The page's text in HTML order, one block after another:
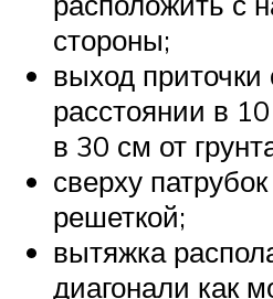
стороны;
выход приточки
расстоянии в
в 30 см от
сверху
решеткой;
вытяжка
диагонали как